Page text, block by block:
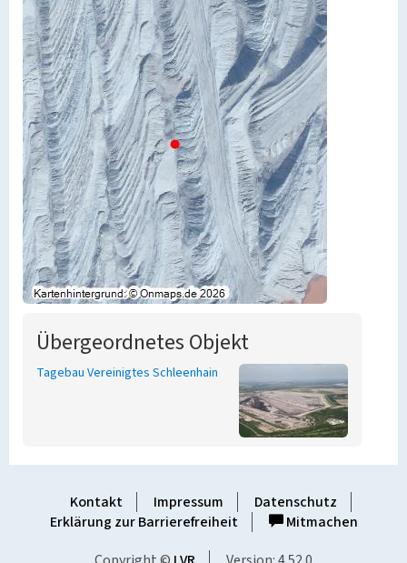
Übergeordnetes Objekt
Tagebau Vereinigtes Schleenhain
Kontakt Impressum
Datenschutz
Erklärung zur Barrierefreiheit
Mitmachen